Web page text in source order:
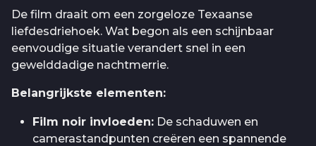
De film draait om een zorgeloze Texaanse
liefdesdriehoek. Wat begon als een schijnbaar
eenvoudige situatie verandert snel in een
gewelddadige nachtmerrie.
Belangrijkste elementen:
Film noir invloeden: De schaduwen en
camerastandpunten creëren een spannende